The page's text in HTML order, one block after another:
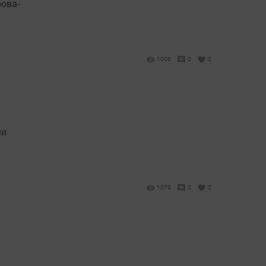
1008 0 0
1079 0 0